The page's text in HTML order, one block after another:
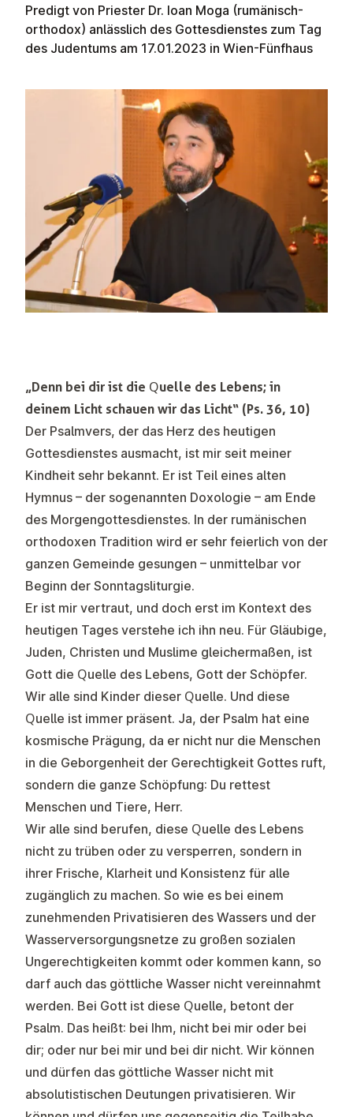
Predigt von Priester Dr. Ioan Moga (rumänisch-
orthodox) anlässlich des Gottesdienstes zum Tag
des Judentums am 17.01.2023 in Wien-Fünfhaus
„Denn bei dir ist die Quelle des Lebens; in
deinem Licht schauen wir das Licht“ (Ps. 36, 10)
Der Psalmvers, der das Herz des heutigen
Gottesdienstes ausmacht, ist mir seit meiner
Kindheit sehr bekannt. Er ist Teil eines alten
Hymnus – der sogenannten Doxologie – am Ende
des Morgengottesdienstes. In der rumänischen
orthodoxen Tradition wird er sehr feierlich von der
ganzen Gemeinde gesungen – unmittelbar vor
Beginn der Sonntagsliturgie.
Er ist mir vertraut, und doch erst im Kontext des
heutigen Tages verstehe ich ihn neu. Für Gläubige,
Juden, Christen und Muslime gleichermaßen, ist
Gott die Quelle des Lebens, Gott der Schöpfer.
Wir alle sind Kinder dieser Quelle. Und diese
Quelle ist immer präsent. Ja, der Psalm hat eine
kosmische Prägung, da er nicht nur die Menschen
in die Geborgenheit der Gerechtigkeit Gottes ruft,
sondern die ganze Schöpfung: Du rettest
Menschen und Tiere, Herr.
Wir alle sind berufen, diese Quelle des Lebens
nicht zu trüben oder zu versperren, sondern in
ihrer Frische, Klarheit und Konsistenz für alle
zugänglich zu machen. So wie es bei einem
zunehmenden Privatisieren des Wassers und der
Wasserversorgungsnetze zu großen sozialen
Ungerechtigkeiten kommt oder kommen kann, so
darf auch das göttliche Wasser nicht vereinnahmt
werden. Bei Gott ist diese Quelle, betont der
Psalm. Das heißt: bei Ihm, nicht bei mir oder bei
dir; oder nur bei mir und bei dir nicht. Wir können
und dürfen das göttliche Wasser nicht mit
absolutistischen Deutungen privatisieren. Wir